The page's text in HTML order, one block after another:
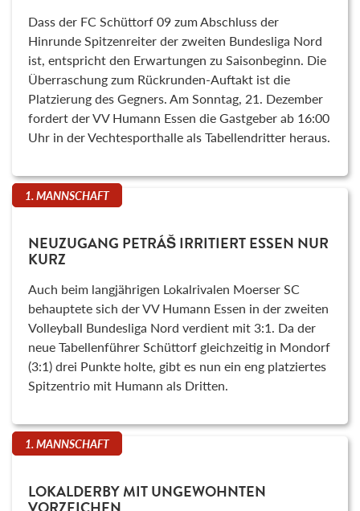
Dass der FC Schüttorf 09 zum Abschluss der
Hinrunde Spitzenreiter der zweiten Bundesliga Nord
ist, entspricht den Erwartungen zu Saisonbeginn. Die
Überraschung zum Rückrunden-Auftakt ist die
Platzierung des Gegners. Am Sonntag, 21. Dezember
fordert der VV Humann Essen die Gastgeber ab 16:00
Uhr in der Vechtesporthalle als Tabellendritter heraus.
1. MANNSCHAFT
NEUZUGANG PETRÁŠ IRRITIERT ESSEN NUR
KURZ
Auch beim langjährigen Lokalrivalen Moerser SC
behauptete sich der VV Humann Essen in der zweiten
Volleyball Bundesliga Nord verdient mit 3:1. Da der
neue Tabellenführer Schüttorf gleichzeitig in Mondorf
(3:1) drei Punkte holte, gibt es nun ein eng platziertes
Spitzentrio mit Humann als Dritten.
1. MANNSCHAFT
LOKALDERBY MIT UNGEWOHNTEN